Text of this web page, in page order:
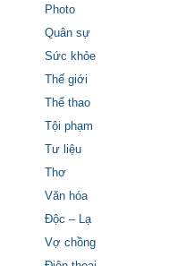
Photo
Quân sự
Sức khỏe
Thế giới
Thể thao
Tội phạm
Tư liệu
Thơ
Văn hóa
Độc – Lạ
Vợ chồng